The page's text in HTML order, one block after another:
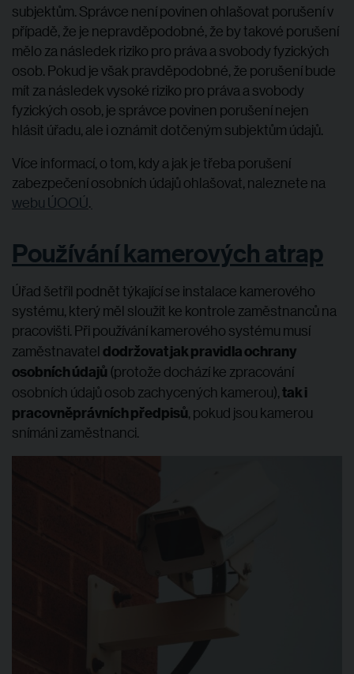
subjektům. Správce není povinen ohlašovat porušení v
případě, že je nepravděpodobné, že by takové porušení
mělo za následek riziko pro práva a svobody fyzických
osob. Pokud je však pravděpodobné, že porušení bude
mít za následek vysoké riziko pro práva a svobody
fyzických osob, je správce povinen porušení nejen
hlásit úřadu, ale i oznámit dotčeným subjektům údajů.
Více informací, o tom, kdy a jak je třeba porušení
zabezpečení osobních údajů ohlašovat, naleznete na
webu ÚOOÚ.
Používání kamerových atrap
Úřad šetřil podnět týkající se instalace kamerového
systému, který měl sloužit ke kontrole zaměstnanců na
pracovišti. Při používání kamerového systému musí
zaměstnavatel dodržovat jak pravidla ochrany
osobních údajů (protože dochází ke zpracování
osobních údajů osob zachycených kamerou),tak i
pracovněprávních předpisů, pokud jsou kamerou
snímáni zaměstnanci.